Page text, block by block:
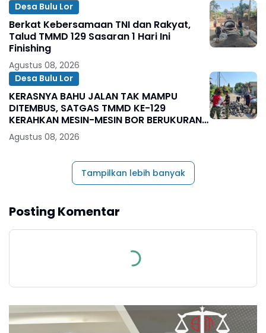
Desa Bulu Lor
Berkat Kebersamaan TNI dan Rakyat,
Talud TMMD 129 Sasaran 1 Hari Ini
Finishing
Agustus 08, 2026
Desa Bulu Lor
KERASNYA BAHU JALAN TAK MAMPU
DITEMBUS, SATGAS TMMD KE-129
KERAHKAN MESIN-MESIN BOR BERUKURAN
BESAR
Agustus 08, 2026
Tampilkan lebih banyak
Posting Komentar